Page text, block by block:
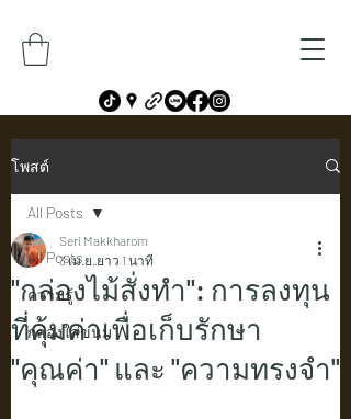
โพสต์
All Posts
ความรู้
กล่องใส่ขนม
All Posts
"กล่องไม้สั่งทำ": การลงทุน
ที่คุ้มค่าเพื่อเก็บรักษา
"คุณค่า" และ "ความทรงจำ"
Seri Makkharom
3 เม.ย. ยาว 1 นาที